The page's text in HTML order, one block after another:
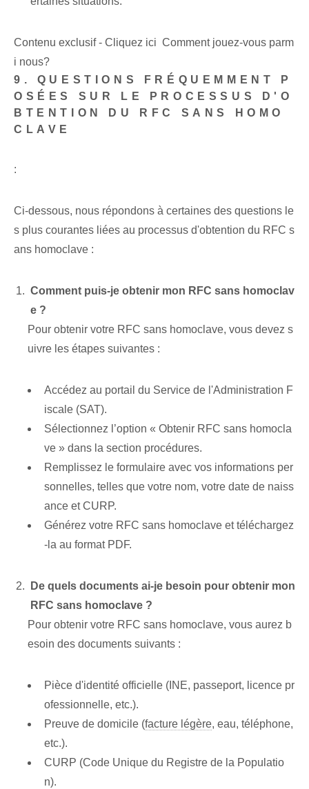
Contenu exclusif - Cliquez ici Comment jouez-vous parm
i nous?
9. QUESTIONS FRÉQUEMMENT P
OSÉES SUR LE PROCESSUS D'O
BTENTION DU RFC SANS HOMO
CLAVE
:
Ci-dessous, nous répondons à certaines des questions le
s plus courantes liées au processus d'obtention du RFC s
ans homoclave :
Comment puis-je obtenir mon RFC sans homoclav
e ?
Pour obtenir votre RFC sans homoclave, vous devez s
uivre les étapes suivantes :
Accédez au portail du Service de l'Administration F
iscale (SAT).
Sélectionnez l’option « Obtenir RFC sans homocla
ve » dans la section procédures.
Remplissez le formulaire avec vos informations per
sonnelles, telles que votre nom, votre date de naiss
ance et CURP.
Générez votre RFC sans homoclave et téléchargez
-la au format PDF.
De quels documents ai-je besoin pour obtenir mon
RFC sans homoclave ?
Pour obtenir votre RFC sans homoclave, vous aurez b
esoin des documents suivants :
Pièce d'identité officielle (INE, passeport, licence pr
ofessionnelle, etc.).
Preuve de domicile (facture légère, eau, téléphone,
etc.).
CURP (Code Unique du Registre de la Populatio
n).